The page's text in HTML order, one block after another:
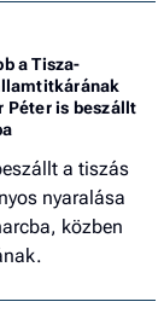
a Tisza-
Péter is beszállt
a tiszás
nyaralása
közben